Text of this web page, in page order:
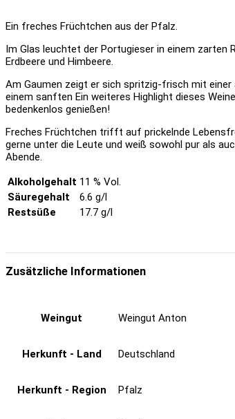
Ein freches Früchtchen aus der Pfalz.
Im Glas leuchtet der Portugieser in einem zarten
Erdbeere und Himbeere.
Am Gaumen zeigt er sich spritzig-frisch mit einer
einem sanften Ein weiteres Highlight dieses
bedenkenlos genießen!
Freches Früchtchen trifft auf prickelnde
gerne unter die Leute und weiß sowohl pur als
Abende.
Alkoholgehalt 11 % Vol.
Säuregehalt
6.6 g/l
Restsüße
17.7 g/l
Zusätzliche Informationen
Weingut Weingut Anton
Herkunft - Land Deutschland
Herkunft - Region Pfalz